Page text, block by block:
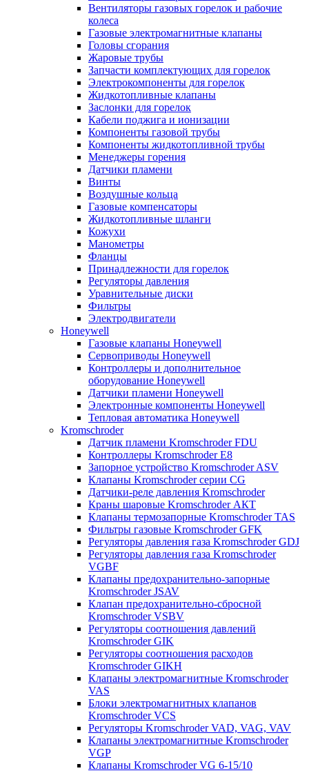
Вентиляторы газовых горелок и рабочие
колеса
Газовые электромагнитные клапаны
Головы сгорания
Жаровые трубы
Запчасти комплектующих для горелок
Электрокомпоненты для горелок
Жидкотопливные клапаны
Заслонки для горелок
Кабели поджига и ионизации
Компоненты газовой трубы
Компоненты жидкотопливной трубы
Менеджеры горения
Датчики пламени
Винты
Воздушные кольца
Газовые компенсаторы
Жидкотопливные шланги
Кожухи
Манометры
Фланцы
Принадлежности для горелок
Регуляторы давления
Уравнительные диски
Фильтры
Электродвигатели
Honeywell
Газовые клапаны Honeywell
Сервоприводы Honeywell
Контроллеры и дополнительное
оборудование Honeywell
Датчики пламени Honeywell
Электронные компоненты Honeywell
Тепловая автоматика Honeywell
Kromschroder
Датчик пламени Kromschroder FDU
Контроллеры Kromschroder E8
Запорное устройство Kromschroder ASV
Клапаны Kromschroder серии CG
Датчики-реле давления Kromschroder
Краны шаровые Kromschroder АКТ
Клапаны термозапорные Kromschroder TAS
Фильтры газовые Kromschroder GFK
Регуляторы давления газа Kromschroder GDJ
Регуляторы давления газа Kromschroder
VGBF
Клапаны предохранительно-запорные
Kromschroder JSAV
Клапан предохранительно-сбросной
Kromschroder VSBV
Регуляторы соотношения давлений
Kromschroder GIK
Регуляторы соотношения расходов
Kromschroder GIKH
Клапаны электромагнитные Kromschroder
VAS
Блоки электромагнитных клапанов
Kromschroder VCS
Регуляторы Kromschroder VAD, VAG, VAV
Клапаны электромагнитные Kromschroder
VGP
Клапаны Kromschroder VG 6-15/10